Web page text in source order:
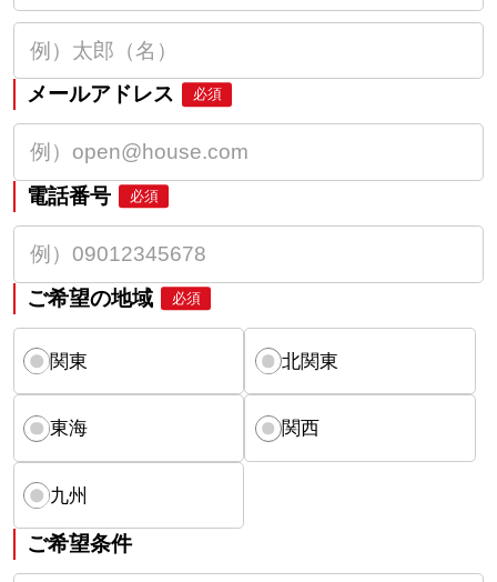
メールアドレス 必須
電話番号 必須
ご希望の地域 必須
関東 北関東
東海 関西
九州
ご希望条件